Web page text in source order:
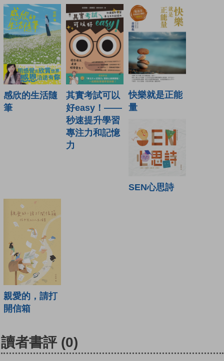
感欣的生活隨
筆
其實考試可以
好easy！——
秒速提升學習
專注力和記憶
力
快樂就是正能
量
SEN心思詩
親愛的，請打
開信箱
讀者書評 (0)